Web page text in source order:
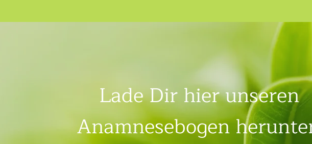
Lade Dir hier unseren
Anamnesebogen